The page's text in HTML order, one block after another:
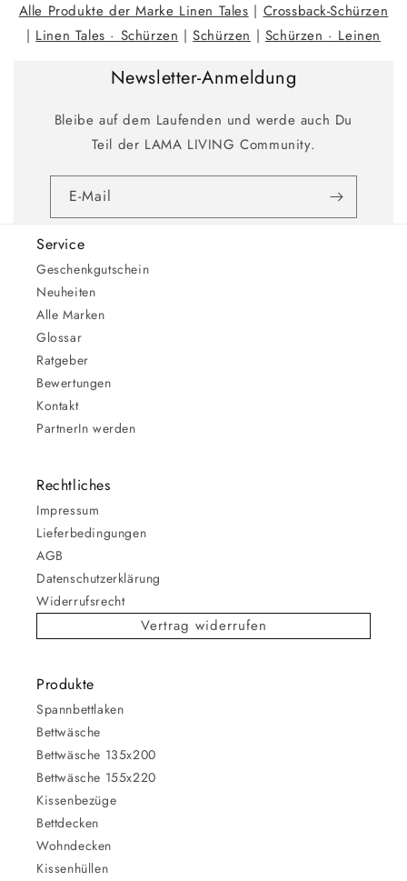
Alle Produkte der Marke Linen Tales | Crossback-Schürzen
| Linen Tales · Schürzen |Schürzen | Schürzen · Leinen
Newsletter-Anmeldung
Bleibe auf dem Laufenden und werde auch Du
Teil der LAMA LIVING Community.
E-Mail
Service
Geschenkgutschein
Neuheiten
Alle Marken
Glossar
Ratgeber
Bewertungen
Kontakt
PartnerIn werden
Rechtliches
Impressum
Lieferbedingungen
AGB
Datenschutzerklärung
Widerrufsrecht
Vertrag widerrufen
Produkte
Spannbettlaken
Bettwäsche
Bettwäsche 135x200
Bettwäsche 155x220
Kissenbezüge
Bettdecken
Wohndecken
Kissenhüllen